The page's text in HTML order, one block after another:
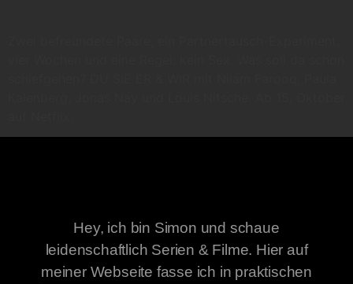
Hey, ich bin Simon und schaue
leidenschaftlich Serien & Filme. Hier auf
meiner Webseite fasse ich in praktischen